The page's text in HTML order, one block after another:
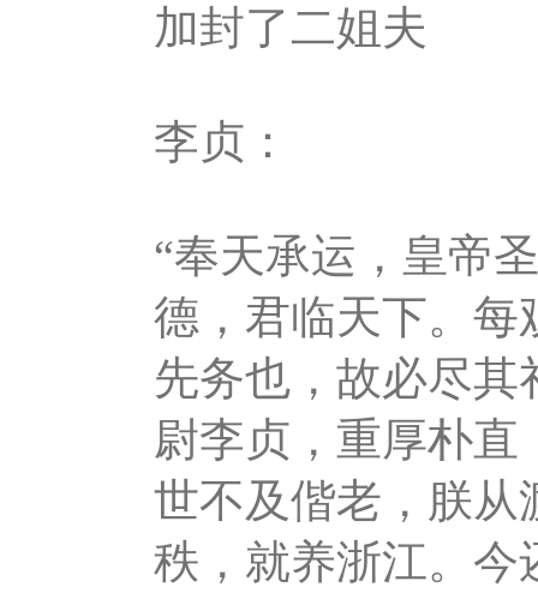
加封了二姐夫
李贞：
“奉天承运，皇帝
德，君临天下。每
先务也，故必尽
尉李贞，重厚朴
世不及偕老，朕从
秩，就养浙江。今